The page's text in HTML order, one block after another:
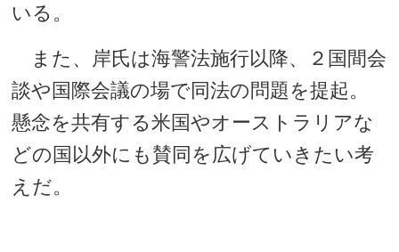
いる。
また、岸氏は海警法施行以降、２国間会
談や国際会議の場で同法の問題を提起。
懸念を共有する米国やオーストラリアな
どの国以外にも賛同を広げていきたい考
えだ。